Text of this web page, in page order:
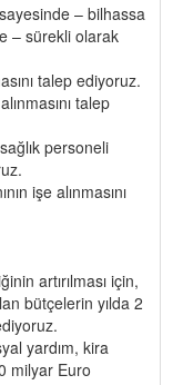
– bilhassa
– sürekli olarak
talep ediyoruz.
talep
personeli
işe alınmasını
artırılması için,
bütçelerin yılda 2
yardım, kira
milyar Euro